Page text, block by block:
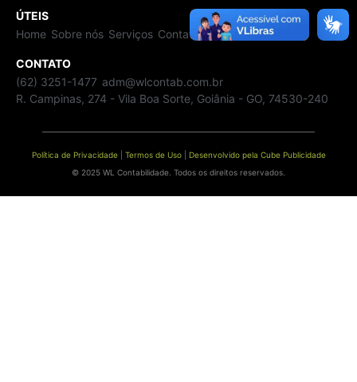
ÚTEIS
Home Sobre nós Serviços Contato
CONTATO
(62) 3251-1477 adm@wlcontab.com.br
R. Campinas, 274 - Vila Boa Sorte, Goiânia - GO, 74530-240
Política de Privacidade| Termos de Uso|
Desenvolvido pela Cube Publicidade
© 2025 WL Contabilidade. Todos os direitos reservados.